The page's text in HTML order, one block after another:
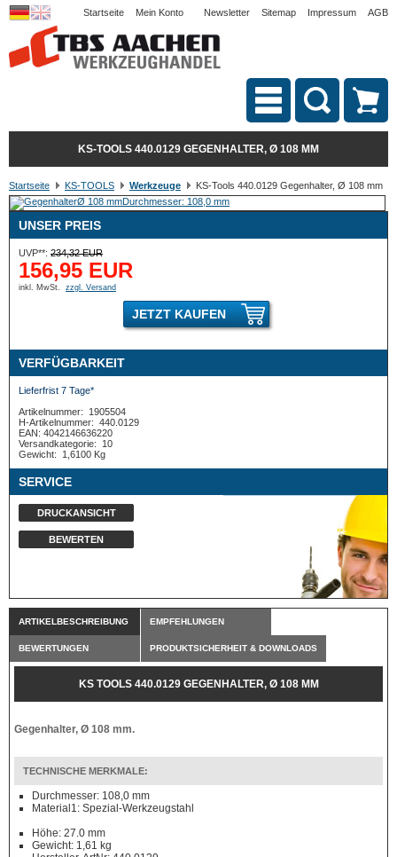
Startseite Mein Konto Newsletter Sitemap Impressum AGB
KS-TOOLS 440.0129 GEGENHALTER, Ø 108 MM
Startseite KS-TOOLS Werkzeuge KS-Tools 440.0129 Gegenhalter, Ø 108 mm
UNSER PREIS
UVP**: 234,32 EUR
156,95 EUR
inkl. MwSt. zzgl. Versand
JETZT KAUFEN
VERFÜGBARKEIT
Lieferfrist 7 Tage*
Artikelnummer:
1905504
H-Artikelnummer: 440.0129
EAN: 4042146636220
Versandkategorie:
10
Gewicht:
1,6100 Kg
SERVICE
DRUCKANSICHT
BEWERTEN
ARTIKELBESCHREIBUNG EMPFEHLUNGEN
BEWERTUNGEN PRODUKTSICHERHEIT & DOWNLOADS
KS TOOLS 440.0129 GEGENHALTER, Ø 108 MM
Gegenhalter, Ø 108 mm.
TECHNISCHE MERKMALE:
Durchmesser: 108,0 mm
Material1: Spezial-Werkzeugstahl
Höhe: 27.0 mm
Gewicht: 1,61 kg